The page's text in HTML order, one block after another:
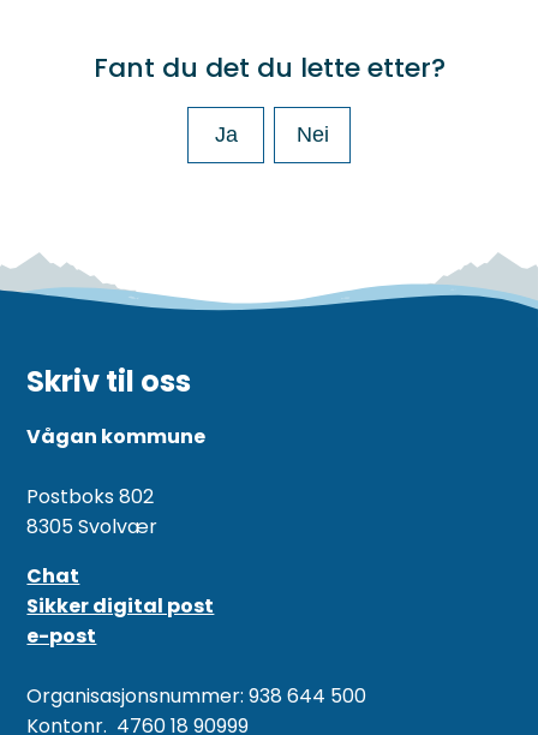
Fant du det du lette etter?
Ja Nei
Skriv til oss
Vågan kommune
Postboks 802
8305 Svolvær
Chat
Sikker digital post
e-post
Organisasjonsnummer: 938 644 500
Kontonr. 4760 18 90999